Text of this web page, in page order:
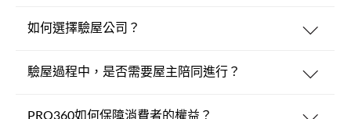
如何選擇驗屋公司？
驗屋過程中，是否需要屋主陪同進行？
PRO360如何保障消費者的權益？